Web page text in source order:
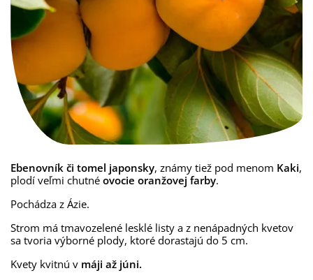
Ebenovník či tomel japonsky, známy tiež pod menom Kaki,
plodí veľmi chutné ovocie oranžovej farby.
Pochádza z Ázie.
Strom má tmavozelené lesklé listy a z nenápadných kvetov
sa tvoria výborné plody, ktoré dorastajú do 5 cm.
Kvety kvitnú v máji až júni.